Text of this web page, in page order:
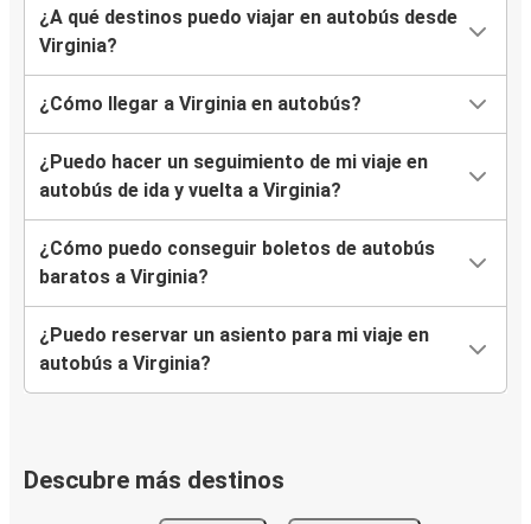
¿A qué destinos puedo viajar en autobús desde
Virginia?
¿Cómo llegar a Virginia en autobús?
¿Puedo hacer un seguimiento de mi viaje en
autobús de ida y vuelta a Virginia?
¿Cómo puedo conseguir boletos de autobús
baratos a Virginia?
¿Puedo reservar un asiento para mi viaje en
autobús a Virginia?
Descubre más destinos